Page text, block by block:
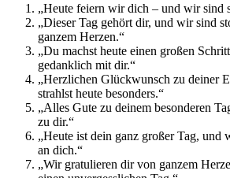
„Heute feiern wir dich – und wir sind
„Dieser Tag gehört dir, und wir sind
ganzem Herzen.“
„Du machst heute einen großen
gedanklich mit dir.“
„Herzlichen Glückwunsch zu deiner
strahlst heute besonders.“
„Alles Gute zu deinem besonderen
zu dir.“
„Heute ist dein ganz großer Tag, und
an dich.“
„Wir gratulieren dir von ganzem